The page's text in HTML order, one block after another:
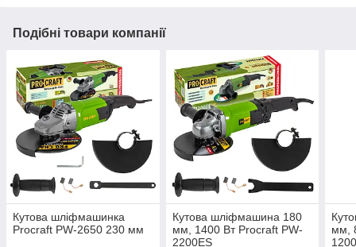
Подібні товари компанії
Кутова шліфмашинка
Procraft PW-2650 230 мм
Кутова шліфмашина 180
мм, 1400 Вт Procraft PW-
2200ES
мм,